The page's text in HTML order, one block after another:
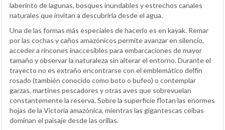
laberinto de lagunas, bosques inundables y estrechos canales
naturales que invitan a descubrirla desde el agua.
Una de las formas más especiales de hacerlo es en kayak. Remar
por las cochas y caños amazónicos permite avanzar en silencio,
acceder a rincones inaccesibles para embarcaciones de mayor
tamaño y observar la naturaleza sin alterar el entorno. Durante el
trayecto no es extraño encontrarse con el emblemático delfín
rosado (también conocido como boto o bufeo) o contemplar
garzas, martines pescadores y otras aves que sobrevuelan
constantemente la reserva. Sobre la superficie flotan las enormes
hojas de la Victoria amazónica, mientras las gigantescas ceibas
dominan el paisaje desde las orillas.